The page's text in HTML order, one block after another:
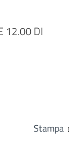
12.00 DI
Stampa